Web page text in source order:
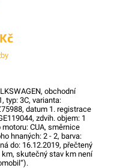
obchodní
typ: 3C, varianta:
datum 1. registrace
zdvih. objem: 1
CUA, směrnice
hnaných: 2 - 2, barva:
do: 16.12.2019, přečtený
skutečný stav km není